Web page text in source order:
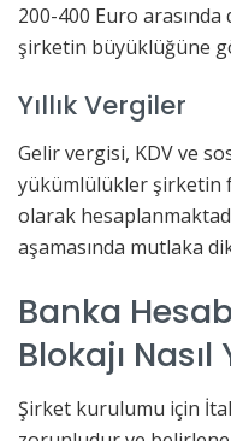
200-400 Euro
şirketin büyüklüğüne
Yıllık Vergiler
Gelir vergisi, KDV ve
yükümlülükler şirketin
olarak
aşamasında mutlaka
Banka
Blokajı Nasıl
Şirket kurulumu için